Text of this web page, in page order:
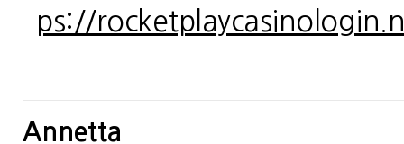
ps://
Annetta